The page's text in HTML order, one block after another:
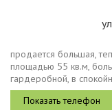
продается большая,
площадью 55 кв.м,
гардеробной, в
западный и развитой
школы, колледж,...